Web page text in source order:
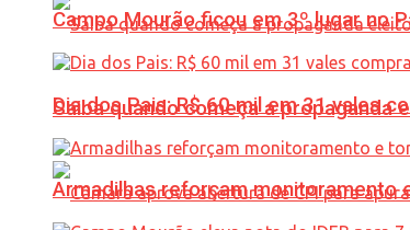
Saiba quando começa a propaganda
Campo Mourão ficou em 3º lugar no
Dia dos Pais: R$ 60 mil em 31 vales
Armadilhas reforçam monitoramento